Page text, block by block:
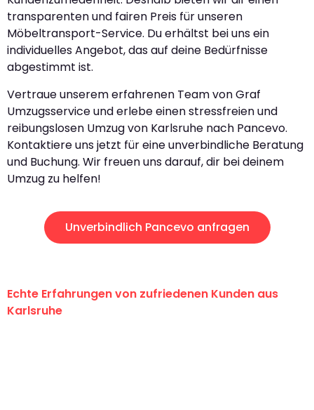
transparenten und fairen Preis für unseren
Möbeltransport-Service. Du erhältst bei uns ein
individuelles Angebot, das auf deine Bedürfnisse
abgestimmt ist.
Vertraue unserem erfahrenen Team von Graf
Umzugsservice und erlebe einen stressfreien und
reibungslosen Umzug von Karlsruhe nach Pancevo.
Kontaktiere uns jetzt für eine unverbindliche Beratung
und Buchung. Wir freuen uns darauf, dir bei deinem
Umzug zu helfen!
Unverbindlich Pancevo anfragen
Echte Erfahrungen von zufriedenen Kunden aus
Karlsruhe